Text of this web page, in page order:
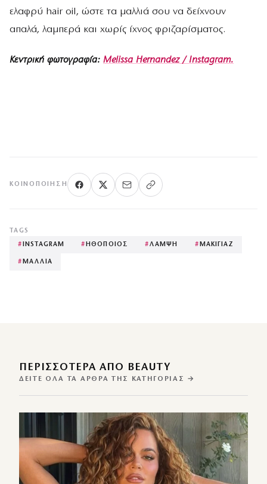
ελαφρύ hair oil, ώστε τα μαλλιά σου να δείχνουν
απαλά, λαμπερά και χωρίς ίχνος φριζαρίσματος.
Κεντρική φωτογραφία: Melissa Hernandez / Instagram.
ΚΟΙΝΟΠΟΊΗΣΗ
TAGS
# INSTAGRAM # ΗΘΟΠΟΙΟΣ #ΛΑΜΨΗ # ΜΑΚΙΓΙΑΖ
# ΜΑΛΛΙΑ
ΠΕΡΙΣΣΌΤΕΡΑ ΑΠΌ BEAUTY
ΔΕΊΤΕ ΌΛΑ ΤΑ ΆΡΘΡΑ ΤΗΣ ΚΑΤΗΓΟΡΊΑΣ →